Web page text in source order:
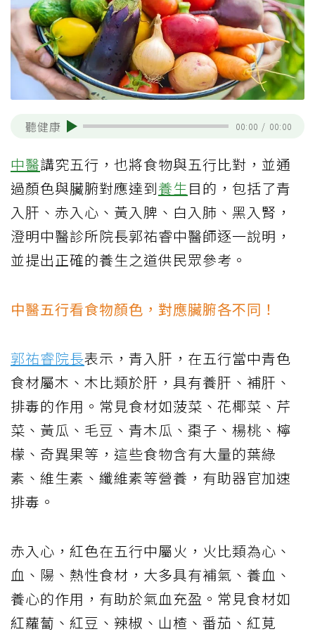
聽健康 00:00 / 00:00
中醫講究五行，也將食物與五行比對，並通
過顏色與臟腑對應達到養生目的，包括了青
入肝、赤入心、黃入脾、白入肺、黑入腎，
澄明中醫診所院長郭祐睿中醫師逐一說明，
並提出正確的養生之道供民眾參考。
中醫五行看食物顏色，對應臟腑各不同！
郭祐睿院長表示，青入肝，在五行當中青色
食材屬木、木比類於肝，具有養肝、補肝、
排毒的作用。常見食材如菠菜、花椰菜、芹
菜、黃瓜、毛豆、青木瓜、棗子、楊桃、檸
檬、奇異果等，這些食物含有大量的葉綠
素、維生素、纖維素等營養，有助器官加速
排毒。
赤入心，紅色在五行中屬火，火比類為心、
血、陽、熱性食材，大多具有補氣、養血、
養心的作用，有助於氣血充盈。常見食材如
紅蘿蔔、紅豆、辣椒、山楂、番茄、紅莧